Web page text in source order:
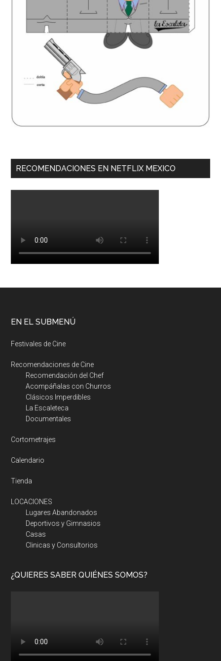
RECOMENDACIONES EN NETFLIX MEXICO
EN EL SUBMENÚ
Festivales de Cine
Recomendaciones de Cine
Recomendación del Chef
Acompáñalas con Churros
Clásicos Imperdibles
La Escaleteca
Documentales
Cortometrajes
Calendario
Tienda
LOCACIONES
Lugares Abandonados
Deportivos y Gimnasios
Casas
Clinicas y Consultorios
¿QUIERES SABER QUIÉNES SOMOS?